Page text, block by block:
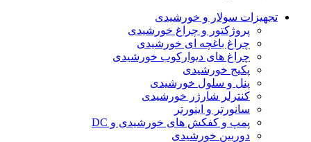
تجهیزات سولار و خورشیدی
پروژکتور و چراغ خورشیدی
چراغ باغچه ای خورشیدی
چراغ های دیوارکوب خورشیدی
پکیج خورشیدی
پنل و سلول خورشیدی
کنترلر شارژر خورشیدی
سانورتر و اینورتر
پمپ و کفکش های خورشیدی و DC
دوربین خورشیدی